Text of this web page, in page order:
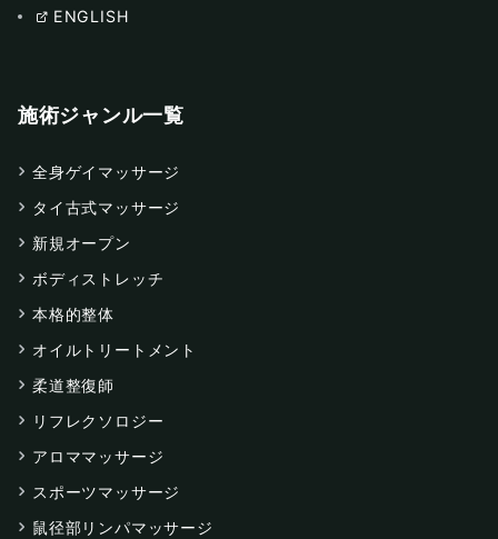
ENGLISH
施術ジャンル一覧
全身ゲイマッサージ
タイ古式マッサージ
新規オープン
ボディストレッチ
本格的整体
オイルトリートメント
柔道整復師
リフレクソロジー
アロママッサージ
スポーツマッサージ
鼠径部リンパマッサージ